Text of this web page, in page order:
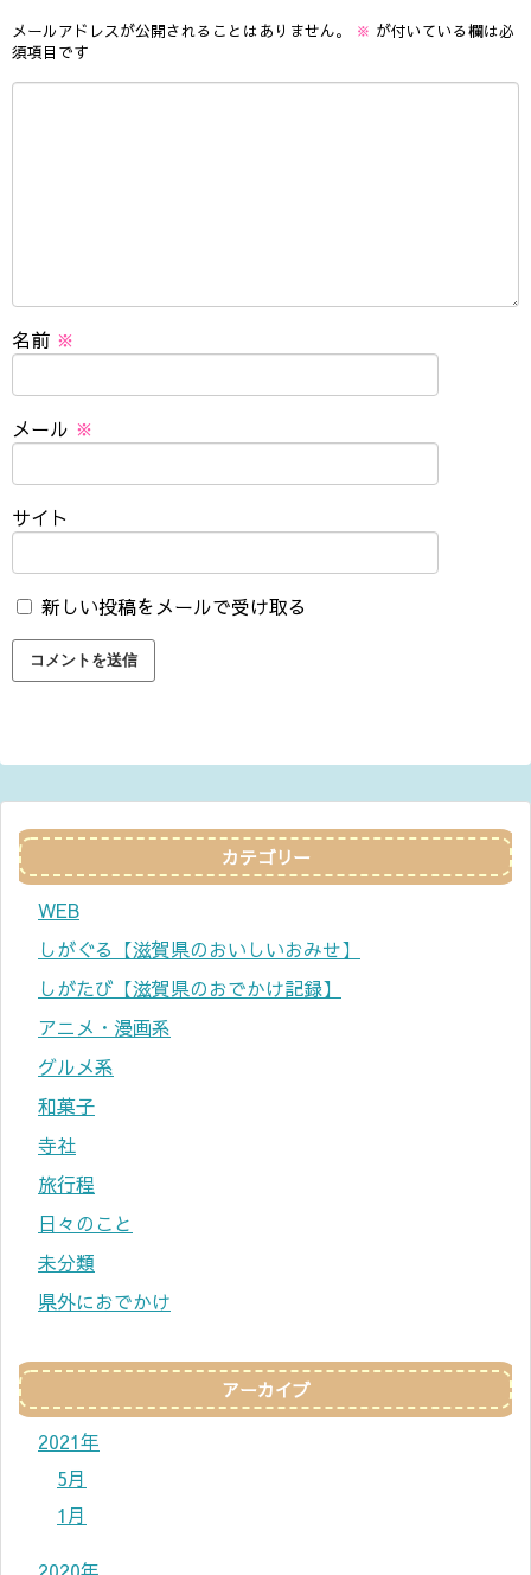
メールアドレスが公開されることはありません。 ※ が付いている欄は必
須項目です
名前 ※
メール ※
サイト
新しい投稿をメールで受け取る
カテゴリー
WEB
しがぐる【滋賀県のおいしいおみせ】
しがたび【滋賀県のおでかけ記録】
アニメ・漫画系
グルメ系
和菓子
寺社
旅行程
日々のこと
未分類
県外におでかけ
アーカイブ
2021年
5月
1月